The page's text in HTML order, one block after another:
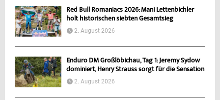
Red Bull Romaniacs 2026: Mani Lettenbichler
holt historischen siebten Gesamtsieg
2. August 2026
Enduro DM Großlöbichau, Tag 1: Jeremy Sydow
dominiert, Henry Strauss sorgt für die Sensation
2. August 2026